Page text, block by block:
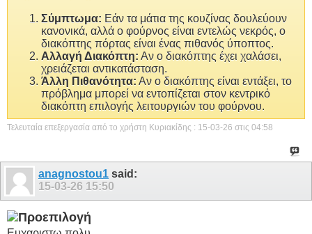
Σύμπτωμα: Εάν τα μάτια της κουζίνας δουλεύουν
κανονικά, αλλά ο φούρνος είναι εντελώς νεκρός, ο
διακόπτης πόρτας είναι ένας πιθανός ύποπτος.
Αλλαγή Διακόπτη: Αν ο διακόπτης έχει χαλάσει,
χρειάζεται αντικατάσταση.
Άλλη Πιθανότητα: Αν ο διακόπτης είναι εντάξει, το
πρόβλημα μπορεί να εντοπίζεται στον κεντρικό
διακόπτη επιλογής λειτουργιών του φούρνου.
Τελευταία επεξεργασία από το χρήστη Κυριακίδης : 15-03-26 στις 04:58
anagnostou1 said:
15-03-26 15:50